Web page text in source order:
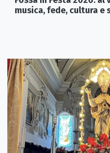
musica, fede, cultura e